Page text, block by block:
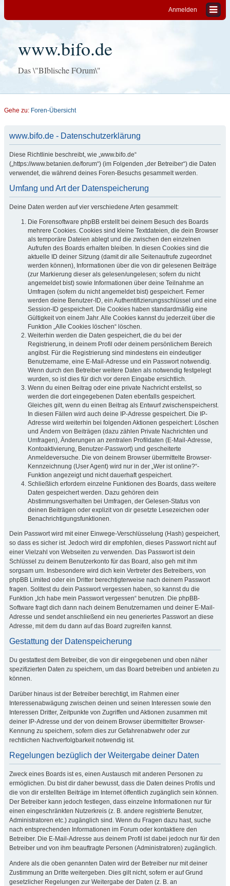
Anmelden
www.bifo.de
Das \"BIblische FOrum\"
Gehe zu: Foren-Übersicht
www.bifo.de - Datenschutzerklärung
Diese Richtlinie beschreibt, wie „www.bifo.de“
(„https://www.betanien.de/forum“) (im Folgenden „der Betreiber“) die Daten
verwendet, die während deines Foren-Besuchs gesammelt werden.
Umfang und Art der Datenspeicherung
Deine Daten werden auf vier verschiedene Arten gesammelt:
Die Forensoftware phpBB erstellt bei deinem Besuch des Boards
mehrere Cookies. Cookies sind kleine Textdateien, die dein Browser
als temporäre Dateien ablegt und die zwischen den einzelnen
Aufrufen des Boards erhalten bleiben. In diesen Cookies sind die
aktuelle ID deiner Sitzung (damit dir alle Seitenaufrufe zugeordnet
werden können), Informationen über die von dir gelesenen Beiträge
(zur Markierung dieser als gelesen/ungelesen; sofern du nicht
angemeldet bist) sowie Informationen über deine Teilnahme an
Umfragen (sofern du nicht angemeldet bist) gespeichert. Ferner
werden deine Benutzer-ID, ein Authentifizierungsschlüssel und eine
Session-ID gespeichert. Die Cookies haben standardmäßig eine
Gültigkeit von einem Jahr. Alle Cookies kannst du jederzeit über die
Funktion „Alle Cookies löschen“ löschen.
Weiterhin werden die Daten gespeichert, die du bei der
Registrierung, in deinem Profil oder deinem persönlichem Bereich
angibst. Für die Registrierung sind mindestens ein eindeutiger
Benutzername, eine E-Mail-Adresse und ein Passwort notwendig.
Wenn durch den Betreiber weitere Daten als notwendig festgelegt
wurden, so ist dies für dich vor deren Eingabe ersichtlich.
Wenn du einen Beitrag oder eine private Nachricht erstellst, so
werden die dort eingegebenen Daten ebenfalls gespeichert.
Gleiches gilt, wenn du einen Beitrag als Entwurf zwischenspeicherst.
In diesen Fällen wird auch deine IP-Adresse gespeichert. Die IP-
Adresse wird weiterhin bei folgenden Aktionen gespeichert: Löschen
und Ändern von Beiträgen (dazu zählen Private Nachrichten und
Umfragen), Änderungen an zentralen Profildaten (E-Mail-Adresse,
Kontoaktivierung, Benutzer-Passwort) und gescheiterte
Anmeldeversuche. Die von deinem Browser übermittelte Browser-
Kennzeichnung (User Agent) wird nur in der „Wer ist online?“-
Funktion angezeigt und nicht dauerhaft gespeichert.
Schließlich erfordern einzelne Funktionen des Boards, dass weitere
Daten gespeichert werden. Dazu gehören dein
Abstimmungsverhalten bei Umfragen, der Gelesen-Status von
deinen Beiträgen oder explizit von dir gesetzte Lesezeichen oder
Benachrichtigungsfunktionen.
Dein Passwort wird mit einer Einwege-Verschlüsselung (Hash) gespeichert,
so dass es sicher ist. Jedoch wird dir empfohlen, dieses Passwort nicht auf
einer Vielzahl von Webseiten zu verwenden. Das Passwort ist dein
Schlüssel zu deinem Benutzerkonto für das Board, also geh mit ihm
sorgsam um. Insbesondere wird dich kein Vertreter des Betreibers, von
phpBB Limited oder ein Dritter berechtigterweise nach deinem Passwort
fragen. Solltest du dein Passwort vergessen haben, so kannst du die
Funktion „Ich habe mein Passwort vergessen“ benutzen. Die phpBB-
Software fragt dich dann nach deinem Benutzernamen und deiner E-Mail-
Adresse und sendet anschließend ein neu generiertes Passwort an diese
Adresse, mit dem du dann auf das Board zugreifen kannst.
Gestattung der Datenspeicherung
Du gestattest dem Betreiber, die von dir eingegebenen und oben näher
spezifizierten Daten zu speichern, um das Board betreiben und anbieten zu
können.
Darüber hinaus ist der Betreiber berechtigt, im Rahmen einer
Interessenabwägung zwischen deinen und seinen Interessen sowie den
Interessen Dritter, Zeitpunkte von Zugriffen und Aktionen zusammen mit
deiner IP-Adresse und der von deinem Browser übermittelter Browser-
Kennung zu speichern, sofern dies zur Gefahrenabwehr oder zur
rechtlichen Nachverfolgbarkeit notwendig ist.
Regelungen bezüglich der Weitergabe deiner Daten
Zweck eines Boards ist es, einen Austausch mit anderen Personen zu
ermöglichen. Du bist dir daher bewusst, dass die Daten deines Profils und
die von dir erstellten Beiträge im Internet öffentlich zugänglich sein können.
Der Betreiber kann jedoch festlegen, dass einzelne Informationen nur für
einen eingeschränkten Nutzerkreis (z. B. andere registrierte Benutzer,
Administratoren etc.) zugänglich sind. Wenn du Fragen dazu hast, suche
nach entsprechenden Informationen im Forum oder kontaktiere den
Betreiber. Die E-Mail-Adresse aus deinem Profil ist dabei jedoch nur für den
Betreiber und von ihm beauftragte Personen (Administratoren) zugänglich.
Andere als die oben genannten Daten wird der Betreiber nur mit deiner
Zustimmung an Dritte weitergeben. Dies gilt nicht, sofern er auf Grund
gesetzlicher Regelungen zur Weitergabe der Daten (z. B. an